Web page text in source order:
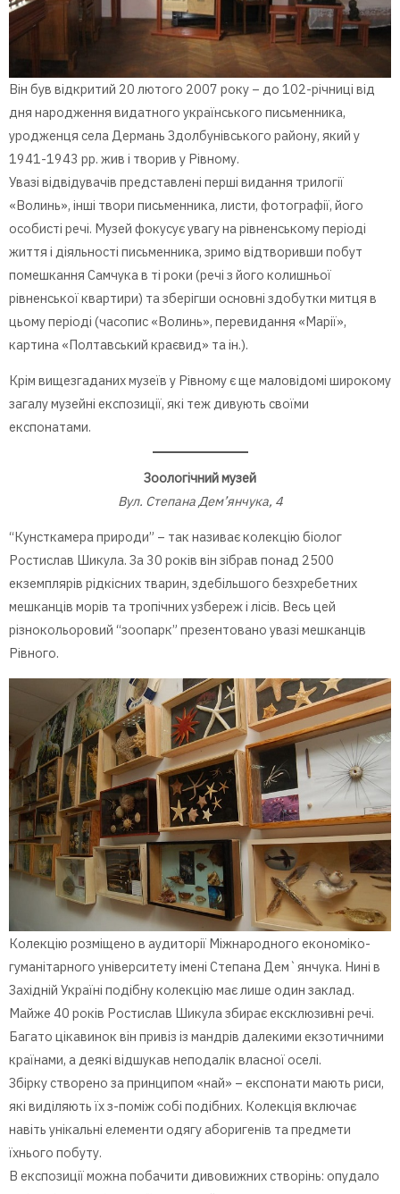
Він був відкритий 20 лютого 2007 року – до 102-річниці від
дня народження видатного українського письменника,
уродженця села Дермань Здолбунівського району, який у
1941-1943 рр. жив і творив у Рівному.
Увазі відвідувачів представлені перші видання трилогії
«Волинь», інші твори письменника, листи, фотографії, його
особисті речі. Музей фокусує увагу на рівненському періоді
життя і діяльності письменника, зримо відтворивши побут
помешкання Самчука в ті роки (речі з його колишньої
рівненської квартири) та зберігши основні здобутки митця в
цьому періоді (часопис «Волинь», перевидання «Марії»,
картина «Полтавський краєвид» та ін.).
Крім вищезгаданих музеїв у Рівному є ще маловідомі широкому
загалу музейні експозиції, які теж дивують своїми
експонатами.
Зоологічний музей
Вул. Степана Дем’янчука, 4
“Кунсткамера природи” – так називає колекцію біолог
Ростислав Шикула. За 30 років він зібрав понад 2500
екземплярів рідкісних тварин, здебільшого безхребетних
мешканців морів та тропічних узбереж і лісів. Весь цей
різнокольоровий “зоопарк” презентовано увазі мешканців
Рівного.
Колекцію розміщено в аудиторії Міжнародного економіко-
гуманітарного університету імені Степана Дем`янчука. Нині в
Західній Україні подібну колекцію має лише один заклад.
Майже 40 років Ростислав Шикула збирає ексклюзивні речі.
Багато цікавинок він привіз із мандрів далекими екзотичними
країнами, а деякі відшукав неподалік власної оселі.
Збірку створено за принципом «най» – експонати мають риси,
які виділяють їх з-поміж собі подібних. Колекція включає
навіть унікальні елементи одягу аборигенів та предмети
їхнього побуту.
В експозиції можна побачити дивовижних створінь: опудало